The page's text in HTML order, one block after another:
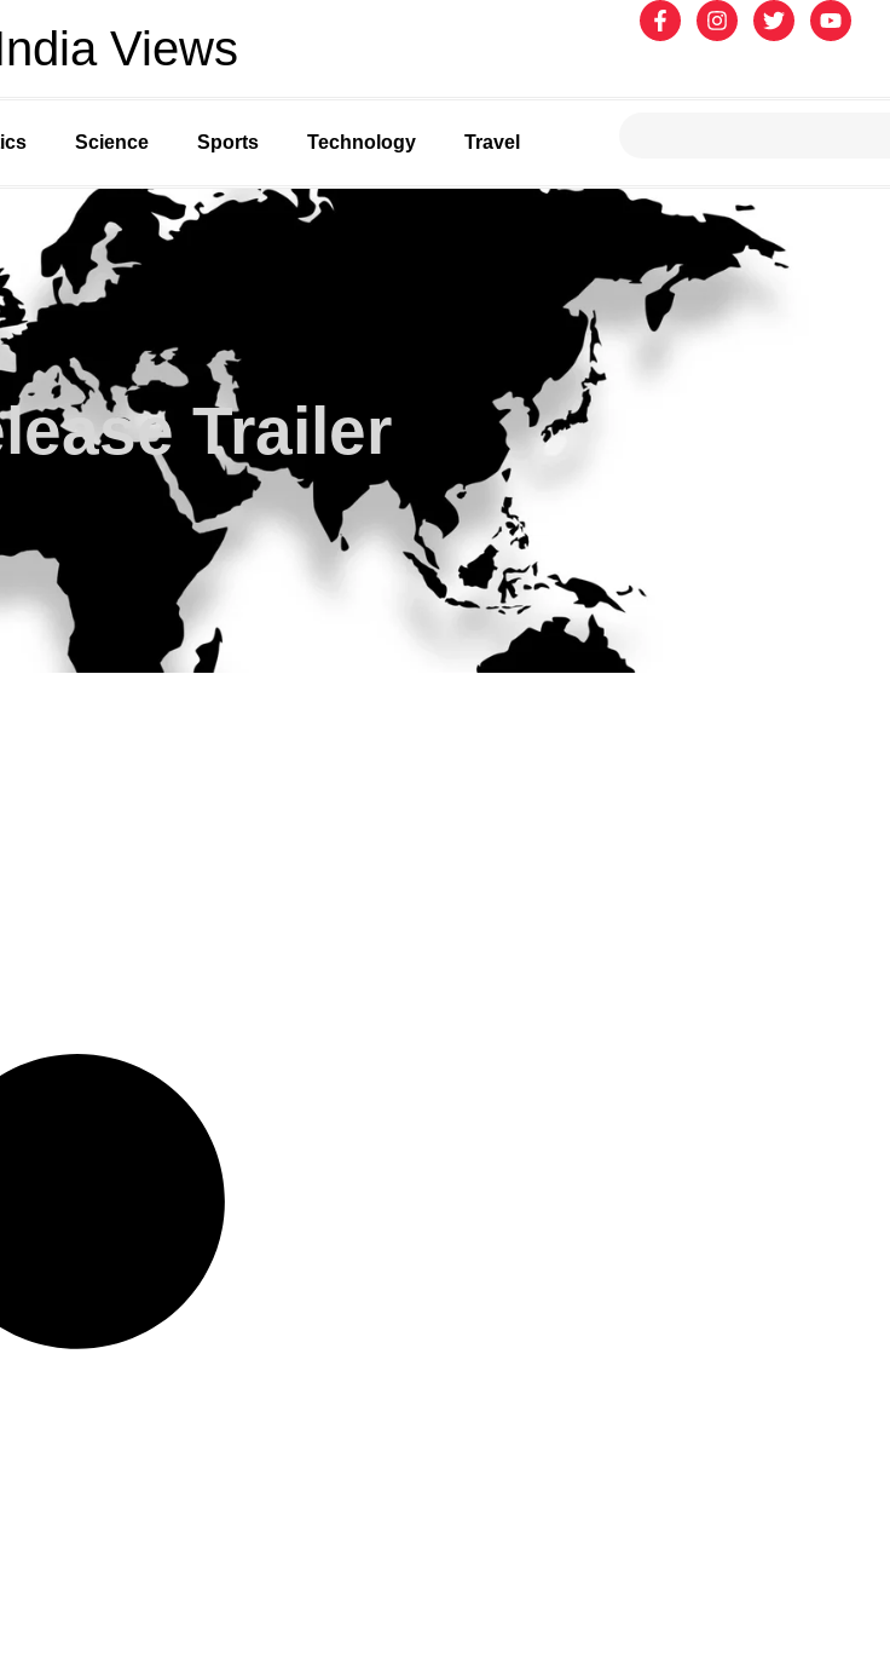
Views
Science Sports Technology Travel
Trailer